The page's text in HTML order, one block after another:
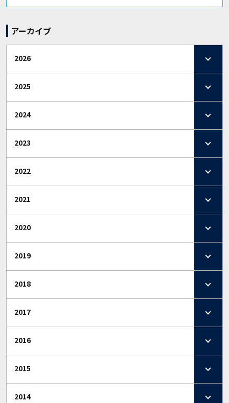
アーカイブ
2026
2025
2024
2023
2022
2021
2020
2019
2018
2017
2016
2015
2014